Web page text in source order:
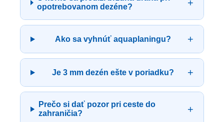
opotrebovanom dezéne?
+
Ako sa vyhnúť aquaplaningu? +
Je 3 mm dezén ešte v poriadku? +
Prečo si dať pozor pri ceste do
zahraničia?
+